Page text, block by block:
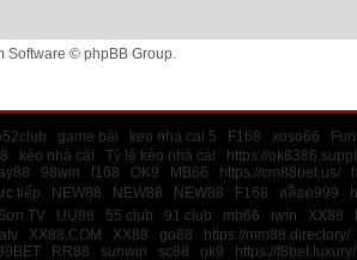
Software © phpBB Group.
game bài keo nha cai 5 F168 xoso66
kèo nhà cái Tỷ lệ kèo nhà cái https://
98win f168 OK9 MB66 https://cm88bet.us/
tiếp NEW88 NEW88 NEW88 F168 สล็อต999
TV UU88 55 club 91 club mb66 iwin XX88
XX88.COM XX88 go88 https://mm88.directory/
RR88 sunwin sc88 ok9 https://f8bet.luxury/